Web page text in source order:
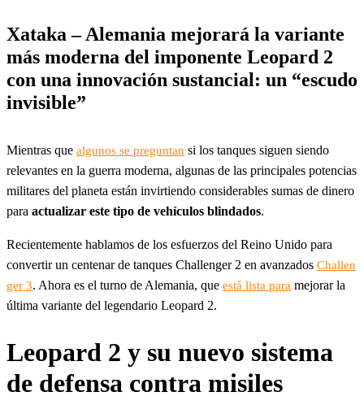
Xataka – Alemania mejorará la variante
más moderna del imponente Leopard 2
con una innovación sustancial: un “escudo
invisible”
Mientras que algunos se preguntan si los tanques siguen siendo
relevantes en la guerra moderna, algunas de las principales potencias
militares del planeta están invirtiendo considerables sumas de dinero
para actualizar este tipo de vehículos blindados.
Recientemente hablamos de los esfuerzos del Reino Unido para
convertir un centenar de tanques Challenger 2 en avanzados Challen
ger 3. Ahora es el turno de Alemania, que está lista para mejorar la
última variante del legendario Leopard 2.
Leopard 2 y su nuevo sistema
de defensa contra misiles